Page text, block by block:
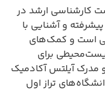
کارشناسی ارشد در
و آشنایی با
است و کمک‌های
برای
و مدرک آیلتس آکادمیک
تراز اول